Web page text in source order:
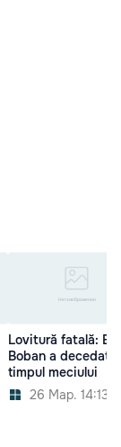
Lovitură fatală:
Boban a decedat
timpul meciului
26 Мар. 14:13